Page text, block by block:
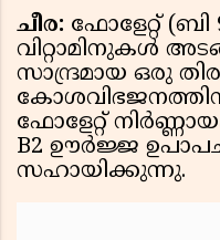
ചീര: ഫോളേറ്റ് (ബി
വിറ്റാമിനുകൾ
സാന്ദ്രമായ ഒരു
ഫോളേറ്റ്
B2 ഊർജ്ജ
സഹായിക്കുന്നു.